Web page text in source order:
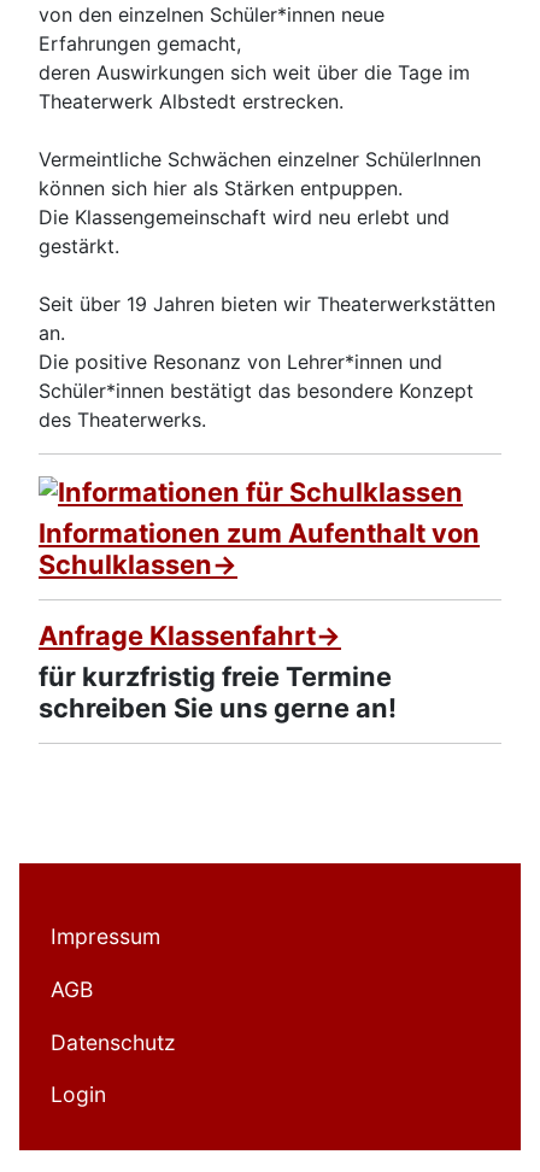
von den einzelnen Schüler*innen neue
Erfahrungen gemacht,
deren Auswirkungen sich weit über die Tage im
Theaterwerk Albstedt erstrecken.
Vermeintliche Schwächen einzelner SchülerInnen
können sich hier als Stärken entpuppen.
Die Klassengemeinschaft wird neu erlebt und
gestärkt.
Seit über 19 Jahren bieten wir Theaterwerkstätten
an.
Die positive Resonanz von Lehrer*innen und
Schüler*innen bestätigt das besondere Konzept
des Theaterwerks.
Informationen zum Aufenthalt von
Schulklassen->
Anfrage Klassenfahrt->
für kurzfristig freie Termine
schreiben Sie uns gerne an!
Impressum
AGB
Datenschutz
Login